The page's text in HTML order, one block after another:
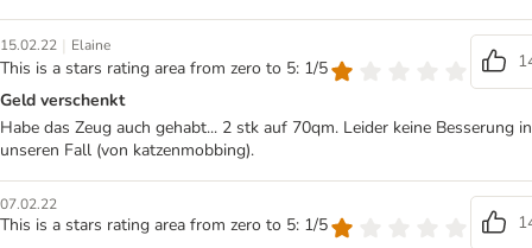
15.02.22 | Elaine
This is a stars rating area from zero to 5: 1/5
Geld verschenkt
Habe das Zeug auch gehabt... 2 stk auf 70qm. Leider keine Besserung in
unseren Fall (von katzenmobbing).
07.02.22
This is a stars rating area from zero to 5: 1/5